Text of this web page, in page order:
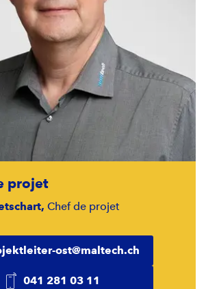
projet
Chef de projet
ost@maltech.ch
041 281 03 11